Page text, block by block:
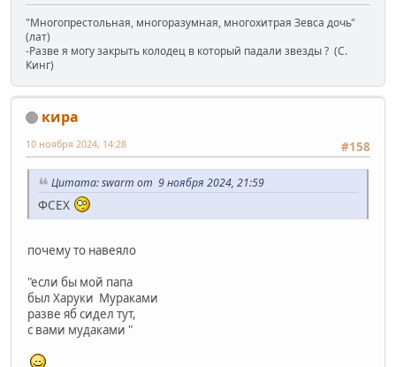
"Многопрестольная, многоразумная, многохитрая Зевса дочь"
(лат)
-Разве я могу закрыть колодец в который падали звезды ? (C.
Кинг)
кира
#158
10 ноября 2024, 14:28
Цитата: swarm от 9 ноября 2024, 21:59
ФСЕХ
почему то навеяло
"если бы мой папа
был Харуки Мураками
разве яб сидел тут,
с вами мудаками "